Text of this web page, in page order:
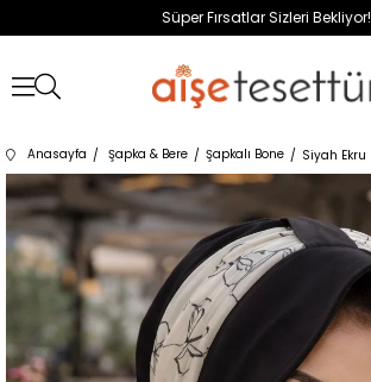
Süper Fırsatlar Sizleri Bekliyor!
Anasayfa Şapka & Bere Şapkalı Bone